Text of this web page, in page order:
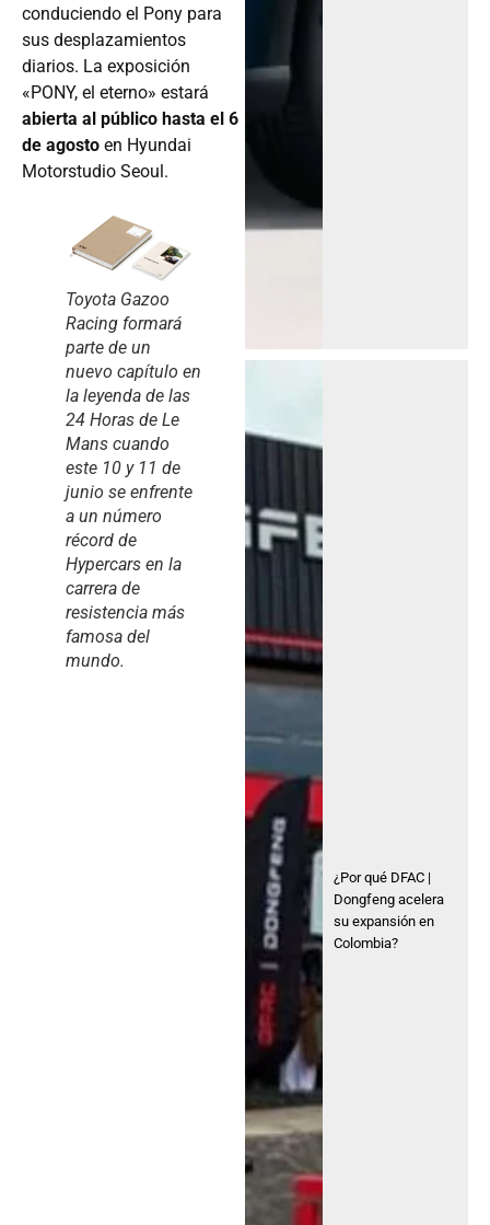
conduciendo el Pony para
sus desplazamientos
diarios. La exposición
«PONY, el eterno» estará
abierta al público hasta el 6
de agosto en Hyundai
Motorstudio Seoul.
Toyota Gazoo
Racing formará
parte de un
nuevo capítulo en
la leyenda de las
24 Horas de Le
Mans cuando
este 10 y 11 de
junio se enfrente
a un número
récord de
Hypercars en la
carrera de
resistencia más
famosa del
mundo.
¿Por qué DFAC |
Dongfeng acelera
su expansión en
Colombia?